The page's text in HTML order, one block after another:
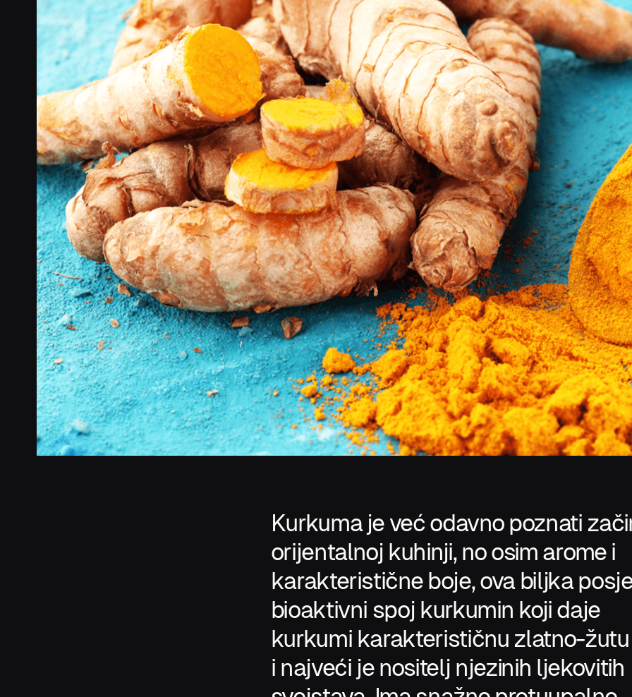
Kurkuma je već odavno poznati
orijentalnoj kuhinji, no osim arome i
karakteristične boje, ova biljka
bioaktivni spoj kurkumin koji daje
kurkumi karakterističnu zlatno-žutu
i najveći je nositelj njezinih ljekovitih